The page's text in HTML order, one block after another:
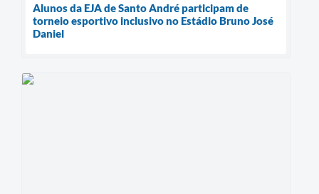
Alunos da EJA de Santo André participam de
torneio esportivo inclusivo no Estádio Bruno José
Daniel